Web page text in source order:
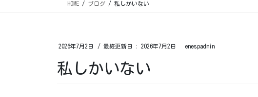
HOME ブログ 私しかいない
2026年7月2日 / 最終更新日 : 2026年7月2日 enespadmin
私しかいない